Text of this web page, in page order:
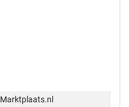
Marktplaats.nl